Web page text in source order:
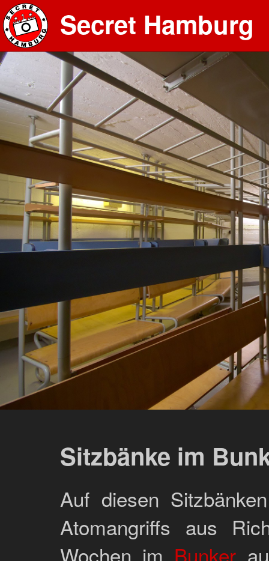
Secret Hamburg
Sitzbänke im
Auf diesen
Atomangriffs aus
Wochen im Bunker